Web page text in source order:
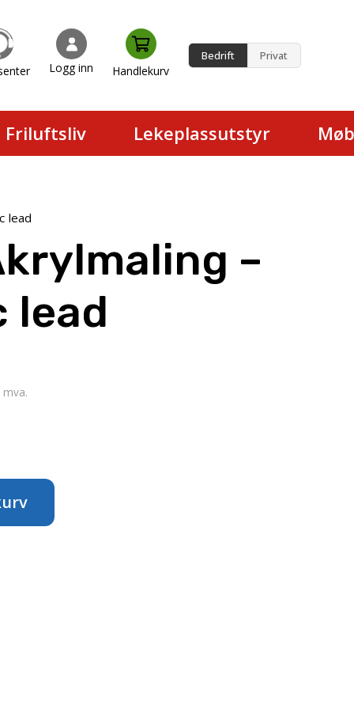
Logg inn Handlekurv
Bedrift Privat
Friluftsliv Lekeplassutstyr
lead
–
lead
mva.